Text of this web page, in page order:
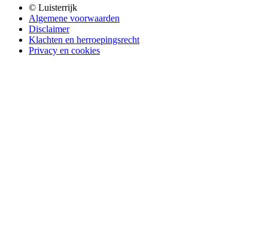
© Luisterrijk
Algemene voorwaarden
Disclaimer
Klachten en herroepingsrecht
Privacy en cookies